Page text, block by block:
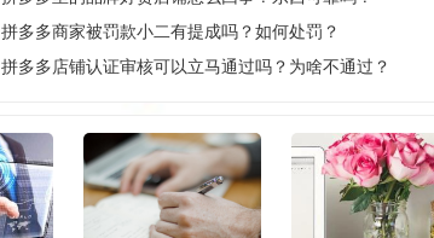
拼多多商家被罚款小二有提成吗？如何处罚？
拼多多店铺认证审核可以立马通过吗？为啥不通过？